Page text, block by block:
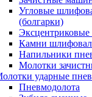
Угловые
(болгарки)
Камни
Напильники
Молотки
ударные
Пневмодолота